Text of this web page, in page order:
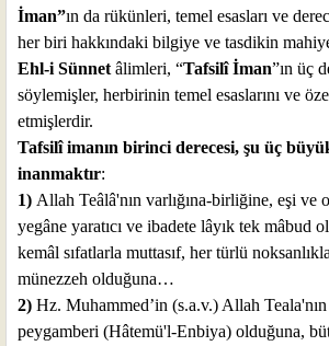
İman”ın da rükünleri, temel esasları ve
her biri hakkındaki bilgiye ve tasdikin
Ehl-i Sünnet âlimleri, “Tafsilî İman”ın üç
söylemişler, herbirinin temel esaslarını ve
etmişlerdir.
Tafsilî imanın birinci derecesi, şu üç
inanmaktır:
1) Allah Teâlâ'nın varlığına-birliğine, eşi ve
yegâne yaratıcı ve ibadete lâyık tek mâbud
kemâl sıfatlarla muttasıf, her türlü
münezzeh olduğuna…
2) Hz. Muhammed’in (s.a.v.) Allah
peygamberi (Hâtemü'l-Enbiya) olduğuna,